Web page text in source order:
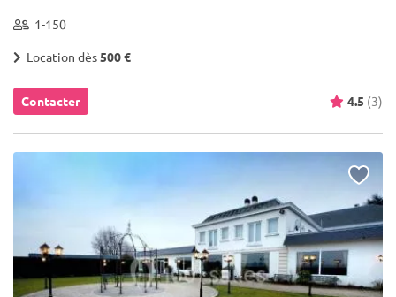
1-150
Location dès500 €
Contacter 4.5 (3)